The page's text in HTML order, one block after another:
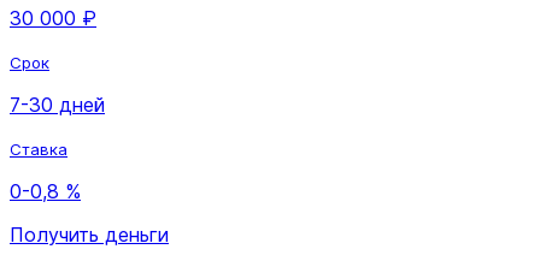
30 000 ₽
Срок
7-30 дней
Ставка
0-0,8 %
Получить деньги